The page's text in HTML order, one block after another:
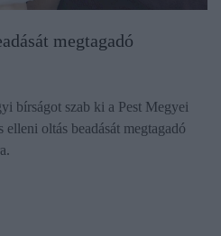
megtagadó
bírságot szab ki a Pest Megyei
oltás beadását megtagadó